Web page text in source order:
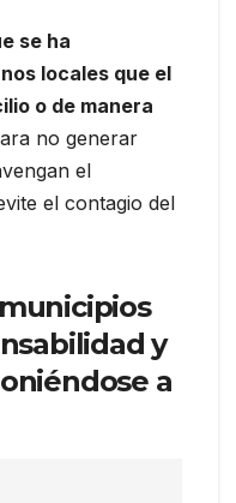
se ha
locales que el
o de manera
no generar
el
el contagio del
y
a